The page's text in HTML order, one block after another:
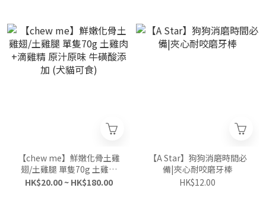
【chew me】鮮嫩化骨土雞
翅/土雞腿 單隻70g 土雞肉
+滴雞精 原汁原味 牛磺酸添
HK$20.00 ~ HK$180.00
【A Star】狗狗消磨時間必
備|夾心耐咬磨牙棒
HK$12.00